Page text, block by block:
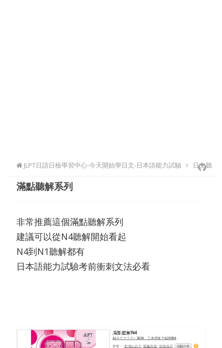
JLPT日語日檢學習中心-今天開始學日文-日本語能力試驗 日文聽
力自學
滿點聽解系列
非常推薦這個滿點聽解系列
建議可以從N4聽解開始看起
N4到N1聽解都有
日本語能力試驗考前衝刺文法必看